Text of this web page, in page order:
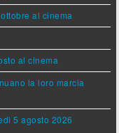
al cinema
al cinema
la loro marcia
5 agosto 2026